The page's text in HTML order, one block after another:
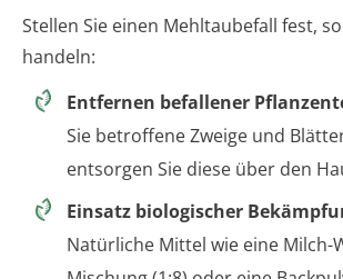
Stellen Sie einen Mehltaubefall fest,
handeln:
Entfernen befallener
Sie betroffene Zweige und
entsorgen Sie diese über den
Einsatz biologischer
Natürliche Mittel wie eine Milch-